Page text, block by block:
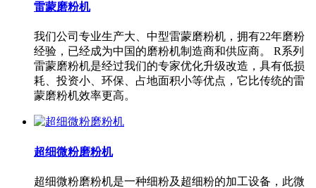
雷蒙磨粉机
我们公司专业生产大、中型雷蒙磨粉机，拥有22年磨粉
经验，已经成为中国的磨粉机制造商和供应商。 R系列
雷蒙磨粉机是经过我们的专家优化升级改造，具有低损
耗、投资小、环保、占地面积小等优点，它比传统的雷
蒙磨粉机效率更高。
超细微粉磨粉机
超细微粉磨粉机是一种细粉及超细粉的加工设备，此微